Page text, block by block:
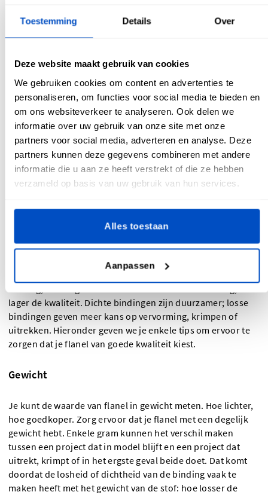
Toestemming Details Over
Deze website maakt gebruik van cookies
We gebruiken cookies om content en advertenties te
personaliseren, om functies voor social media te bieden en
om ons websiteverkeer te analyseren. Ook delen we
informatie over uw gebruik van onze site met onze
partners voor social media, adverteren en analyse. Deze
partners kunnen deze gegevens combineren met andere
informatie die u aan ze heeft verstrekt of die ze hebben
verzameld op basis van uw gebruik van hun services.
Alles toestaan
Aanpassen
soberder zijn in vergelijking met opvallend satijn of luxueus
leer, dat wil niet zeggen dat je aan kwaliteit inboet als je met
lager de kwaliteit. Dichte bindingen zijn duurzamer; losse
bindingen geven meer kans op vervorming, krimpen of
uitrekken. Hieronder geven we je enkele tips om ervoor te
zorgen dat je flanel van goede kwaliteit kiest.
Gewicht
Je kunt de waarde van flanel in gewicht meten. Hoe lichter,
hoe goedkoper. Zorg ervoor dat je flanel met een degelijk
gewicht hebt. Enkele gram kunnen het verschil maken
tussen een project dat in model blijft en een project dat
uitrekt, krimpt of in het ergste geval beide doet. Dat komt
doordat de losheid of dichtheid van de binding vaak te
maken heeft met het gewicht van de stof: hoe losser de